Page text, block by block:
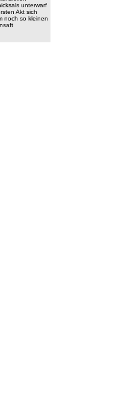
unterwarf
Akt sich
noch so kleinen